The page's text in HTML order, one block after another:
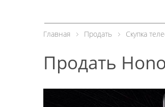
Главная Продать Скупка
Продать